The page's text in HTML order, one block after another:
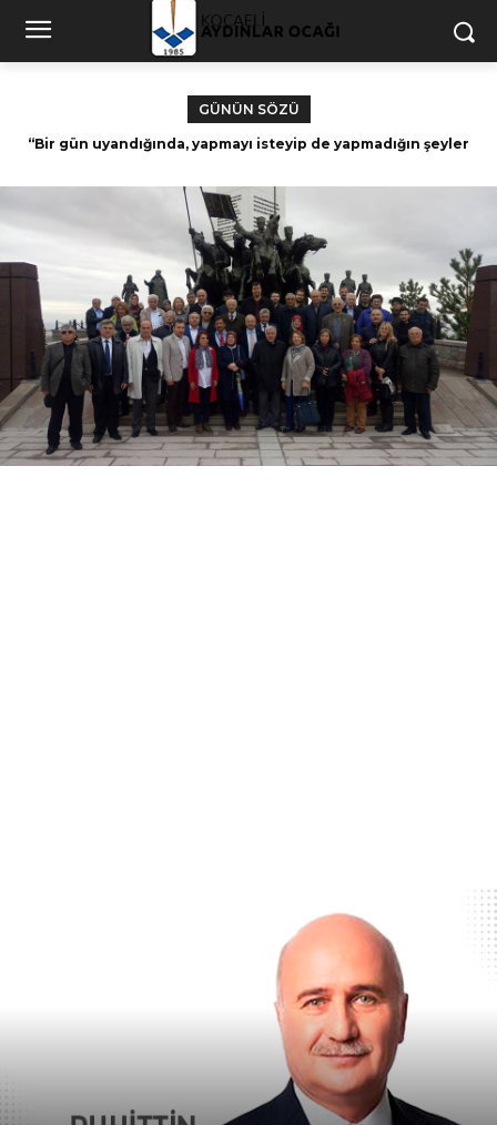
GÜNÜN SÖZÜ
“Bir gün uyandığında, yapmayı isteyip de yapmadığın şeyler
Dünyasına isyan etmeyen ruh, Allah’a teslim